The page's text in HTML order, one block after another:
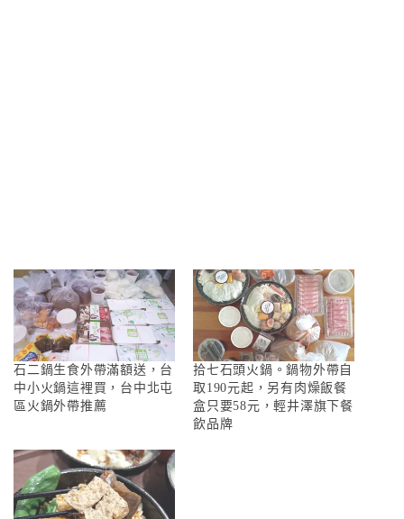
石二鍋生食外帶滿額送，台
中小火鍋這裡買，台中北屯
區火鍋外帶推薦
拾七石頭火鍋。鍋物外帶自
取190元起，另有肉燥飯餐
盒只要58元，輕井澤旗下餐
飲品牌